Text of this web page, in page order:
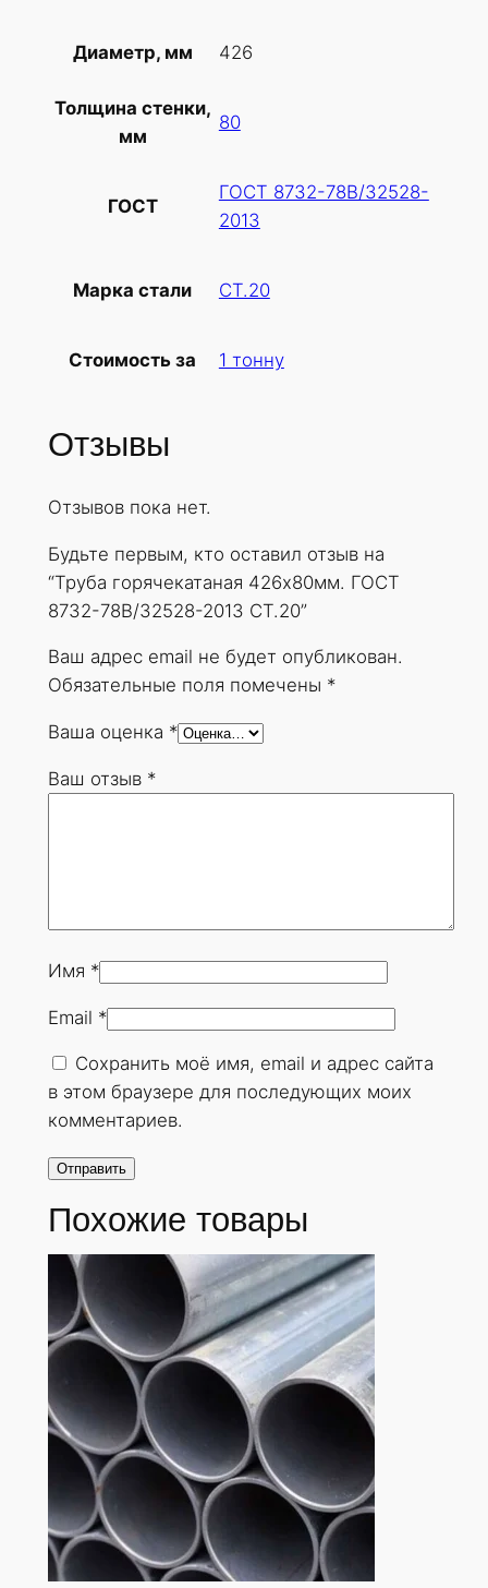
Диаметр, мм 426
Толщина стенки,
мм
80
ГОСТ
ГОСТ 8732-78В/32528-
2013
Марка стали СТ.20
Стоимость за 1 тонну
Отзывы
Отзывов пока нет.
Будьте первым, кто оставил отзыв на
“Труба горячекатаная 426х80мм. ГОСТ
8732-78В/32528-2013 СТ.20”
Ваш адрес email не будет опубликован.
Обязательные поля помечены *
Ваша оценка *
Ваш отзыв *
Имя *
Email *
Сохранить моё имя, email и адрес сайта
в этом браузере для последующих моих
комментариев.
Похожие товары